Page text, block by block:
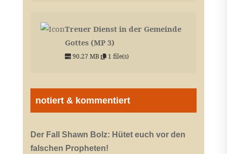
Treuer Dienst in der Gemeinde
Gottes (MP 3)
90.27 MB 1 file(s)
notiert & kommentiert
Der Fall Shawn Bolz: Hütet euch vor den
falschen Propheten!